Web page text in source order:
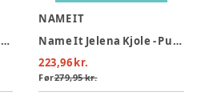
Name It Jelly Slim Kjole - Peyote Melange
NAME IT
Name It Jelena Kjole - Purple Impression
223,96 kr.
Før279,95 kr.